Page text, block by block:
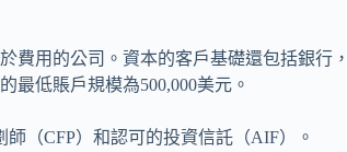
費用的公司。資本的客戶基礎還包括銀行，
最低賬戶規模為500,000美元。
（CFP）和認可的投資信託（AIF）。